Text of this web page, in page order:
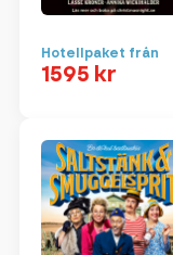
Hotellpaket från
1595 kr